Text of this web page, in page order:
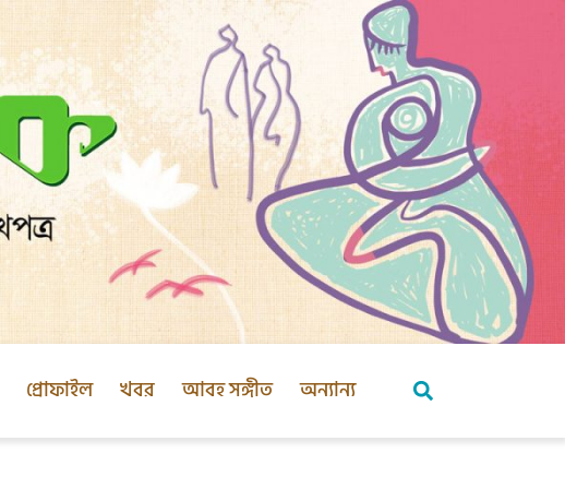
প্রোফাইল খবর আবহ সঙ্গীত অন্যান্য